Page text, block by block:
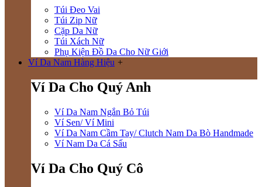
Túi Đeo Vai
Túi Zip Nữ
Cặp Da Nữ
Túi Xách Nữ
Phụ Kiện Đồ Da Cho Nữ Giới
Ví Da Nam Hàng Hiệu +
Ví Da Cho Quý Anh
Ví Da Nam Ngắn Bỏ Túi
Ví Sen/ Ví Mini
Ví Da Nam Cầm Tay/ Clutch Nam Da Bò Handmade
Ví Nam Da Cá Sấu
Ví Da Cho Quý Cô